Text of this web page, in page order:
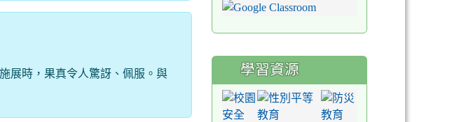
展時，果真令人驚訝、佩服。與
學習資源